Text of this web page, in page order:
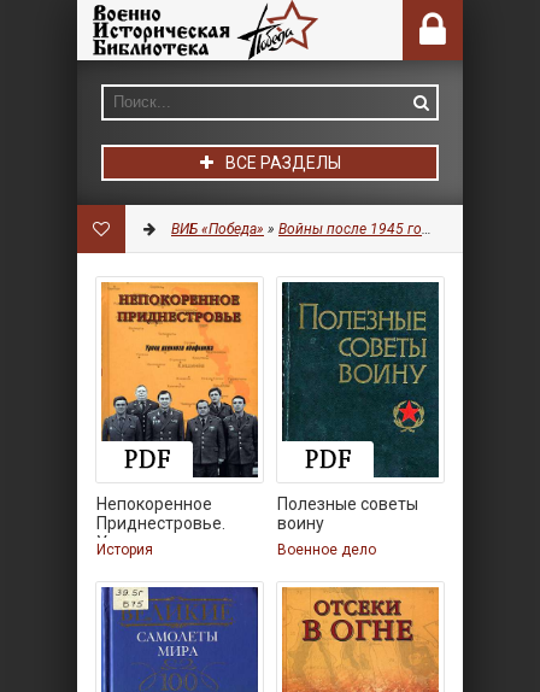
ВСЕ РАЗДЕЛЫ
ВИБ «Победа» » Войны после 1945 года
Непокоренное
Приднестровье.
Уроки
История
Полезные советы
воину
Военное дело